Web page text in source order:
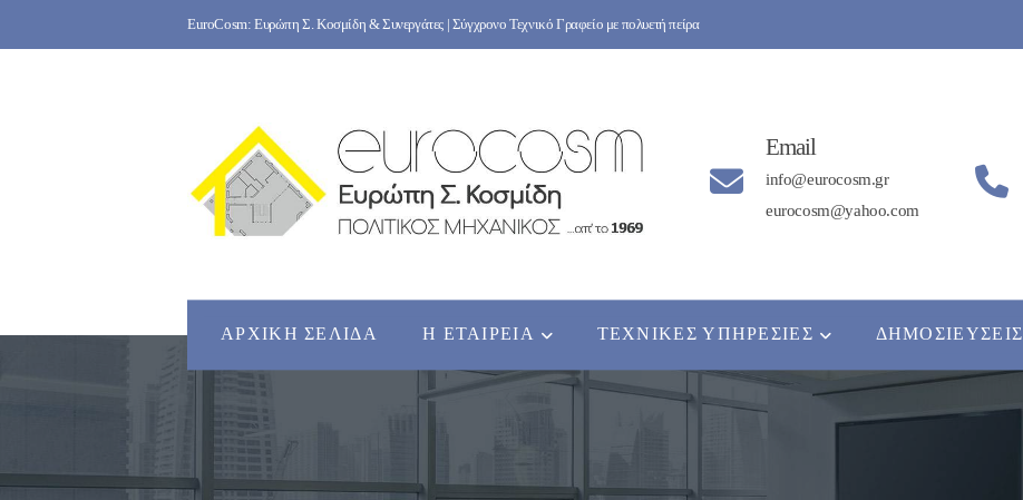
to
EuroCosm: Ευρώπη Σ. Κοσμίδη & Συνεργάτες | Σύγχρονο Τεχνικό Γραφείο με πολυετή πείρα
Email
info@eurocosm.gr
eurocosm@yahoo.com
ΑΡΧΙΚΉ ΣΕΛΊΔΑ Η ΕΤΑΙΡΕΊΑ ΤΕΧΝΙΚΈΣ ΥΠΗΡΕΣΊΕΣ ΔΗΜΟΣΙΕΎΣΕΙΣ